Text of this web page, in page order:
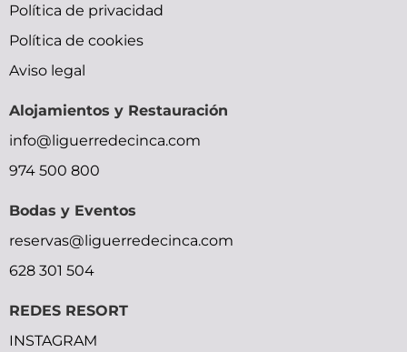
x
ymlporn
bihar
xxx
video
tits
pornolienx.com
malu
doujin
moe
okhentai
shadow
lady
street
fighter
gilma
hardcore-
videos
video
bp
picture
leone
sexy
movie
moocrh
bhabhi
devar
bf
Política de privacidad
Política de cookies
Aviso legal
Alojamientos y Restauración
info@liguerredecinca.com
974 500 800
Bodas y Eventos
reservas@liguerredecinca.com
628 301 504
REDES RESORT
INSTAGRAM